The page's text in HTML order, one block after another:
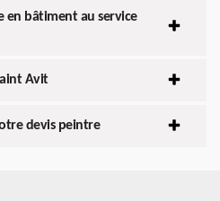
bâtiment au service
Avit
devis peintre